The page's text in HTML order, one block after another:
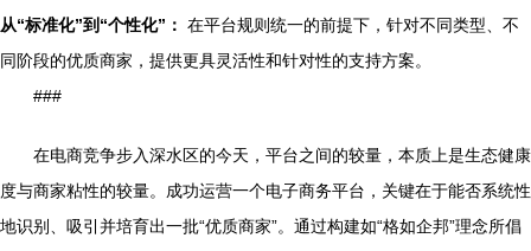
从“标准化”到“个性化”： 在平台规则统一的前提下，针对不同类型、不
同阶段的优质商家，提供更具灵活性和针对性的支持方案。
###
在电商竞争步入深水区的今天，平台之间的较量，本质上是生态健康
度与商家粘性的较量。成功运营一个电子商务平台，关键在于能否系统性
地识别、吸引并培育出一批“优质商家”。通过构建如“格如企邦”理念所倡